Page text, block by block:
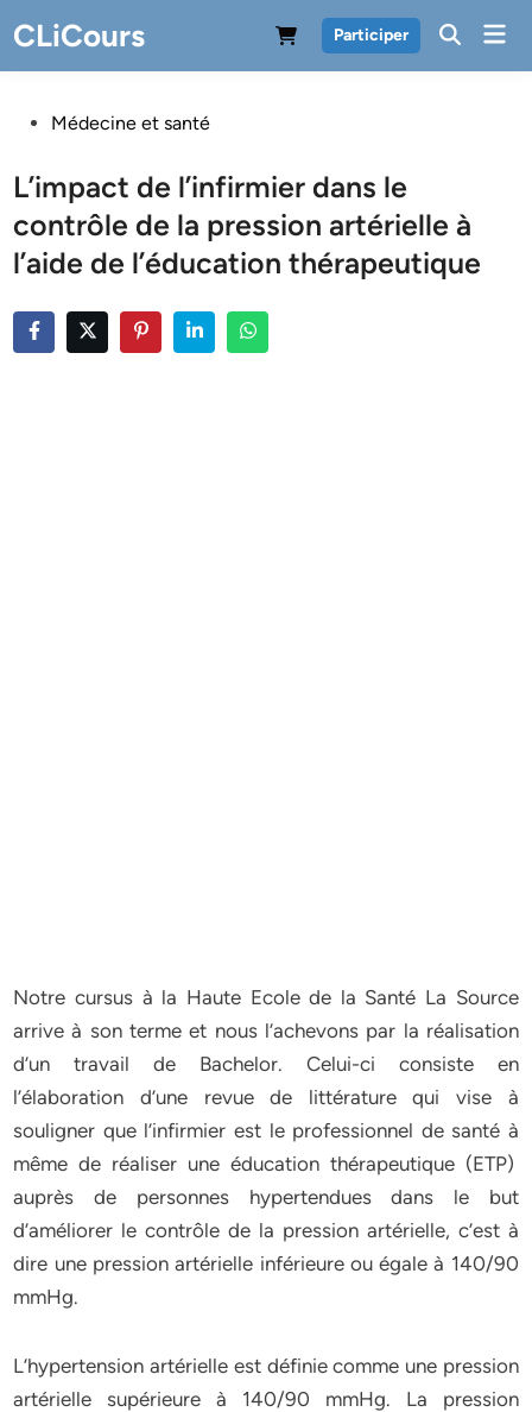
to
content
CLiCours Participer
PostedMédecine et santé
L’impact de l’infirmier dans le
contrôle de la pression artérielle à
l’aide de l’éducation thérapeutique
Notre cursus à la Haute Ecole de la Santé La Source
arrive à son terme et nous l’achevons par la réalisation
d’un travail de Bachelor. Celui-ci consiste en
l’élaboration d’une revue de littérature qui vise à
souligner que l’infirmier est le professionnel de santé à
même de réaliser une éducation thérapeutique (ETP)
auprès de personnes hypertendues dans le but
d’améliorer le contrôle de la pression artérielle, c’est à
dire une pression artérielle inférieure ou égale à 140/90
mmHg.
L’hypertension artérielle est définie comme une pression
artérielle supérieure à 140/90 mmHg. La pression